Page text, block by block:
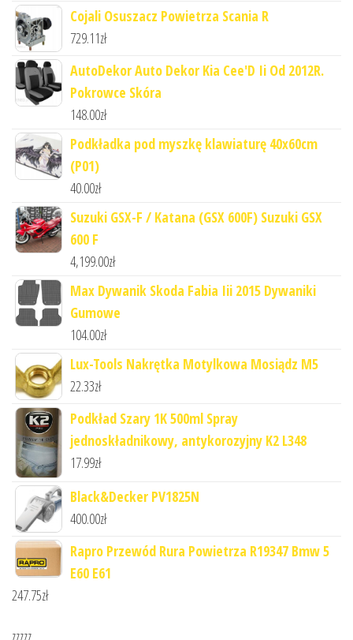
Cojali Osuszacz Powietrza Scania R
729.11zł
AutoDekor Auto Dekor Kia Cee'D Ii Od 2012R.
Pokrowce Skóra
148.00zł
Podkładka pod myszkę klawiaturę 40x60cm
(P01)
40.00zł
Suzuki GSX-F / Katana (GSX 600F) Suzuki GSX
600 F
4,199.00zł
Max Dywanik Skoda Fabia Iii 2015 Dywaniki
Gumowe
104.00zł
Lux-Tools Nakrętka Motylkowa Mosiądz M5
22.33zł
Podkład Szary 1K 500ml Spray
jednoskładnikowy, antykorozyjny K2 L348
17.99zł
Black&Decker PV1825N
400.00zł
Rapro Przewód Rura Powietrza R19347 Bmw 5
E60 E61
247.75zł